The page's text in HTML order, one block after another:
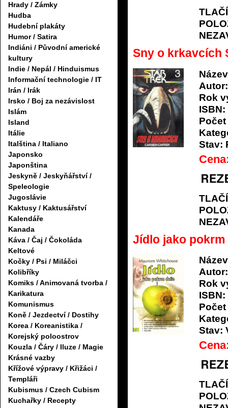
Hrady / Zámky
Hudba
Hudební plakáty
Humor / Satira
Indiáni / Původní americké
kultury
Indie / Nepál / Hinduismus
Informační technologie / IT
Irán / Irák
Irsko / Boj za nezávislost
Islám
Island
Itálie
Italština / Italiano
Japonsko
Japonština
Jeskyně / Jeskyňářství /
Speleologie
Jugoslávie
Kaktusy / Kaktusářství
Kalendáře
Kanada
Káva / Čaj / Čokoláda
Keltové
Kočky / Psi / Miláčci
Kolibříky
Komiks / Animovaná tvorba /
Karikatura
Komunismus
Koně / Jezdectví / Dostihy
Korea / Koreanistika /
Korejský poloostrov
Kouzla / Čáry / Iluze / Magie
Krásné vazby
Křížové výpravy / Křižáci /
Templáři
Kubismus / Czech Cubism
Kuchařky / Recepty
Sny o krkavcích
Autor:
Rok
ISBN:
Stav:
Jídlo jako pokrm
Autor:
Rok
ISBN:
Stav: